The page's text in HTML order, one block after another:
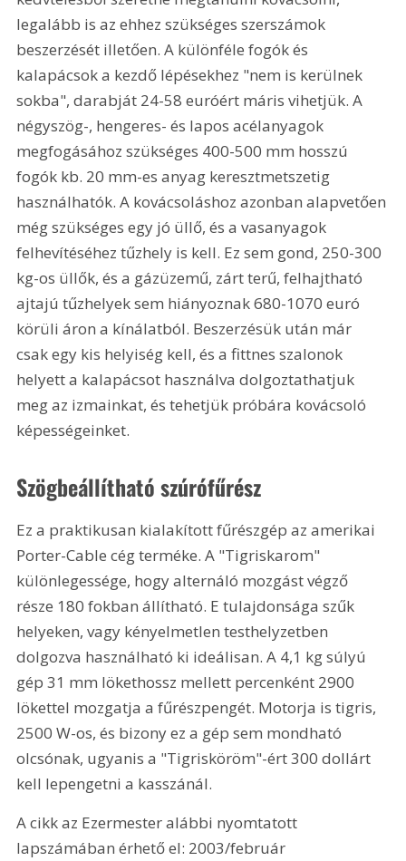
legalább is az ehhez szükséges szerszámok
beszerzését illetően. A különféle fogók és
kalapácsok a kezdő lépésekhez "nem is kerülnek
sokba", darabját 24-58 euróért máris vihetjük. A
négyszög-, hengeres- és lapos acélanyagok
megfogásához szükséges 400-500 mm hosszú
fogók kb. 20 mm-es anyag keresztmetszetig
használhatók. A kovácsoláshoz azonban alapvetően
még szükséges egy jó üllő, és a vasanyagok
felhevítéséhez tűzhely is kell. Ez sem gond, 250-300
kg-os üllők, és a gázüzemű, zárt terű, felhajtható
ajtajú tűzhelyek sem hiányoznak 680-1070 euró
körüli áron a kínálatból. Beszerzésük után már
csak egy kis helyiség kell, és a fittnes szalonok
helyett a kalapácsot használva dolgoztathatjuk
meg az izmainkat, és tehetjük próbára kovácsoló
képességeinket.
Szögbeállítható szúrófűrész
Ez a praktikusan kialakított fűrészgép az amerikai
Porter-Cable cég terméke. A "Tigriskarom"
különlegessége, hogy alternáló mozgást végző
része 180 fokban állítható. E tulajdonsága szűk
helyeken, vagy kényelmetlen testhelyzetben
dolgozva használható ki ideálisan. A 4,1 kg súlyú
gép 31 mm lökethossz mellett percenként 2900
lökettel mozgatja a fűrészpengét. Motorja is tigris,
2500 W-os, és bizony ez a gép sem mondható
olcsónak, ugyanis a "Tigrisköröm"-ért 300 dollárt
kell lepengetni a kasszánál.
A cikk az Ezermester alábbi nyomtatott
lapszámában érhető el: 2003/február